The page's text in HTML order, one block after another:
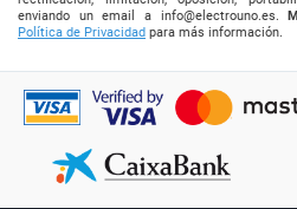
enviando un email a info@electrouno.es.
Política de Privacidad para más información.